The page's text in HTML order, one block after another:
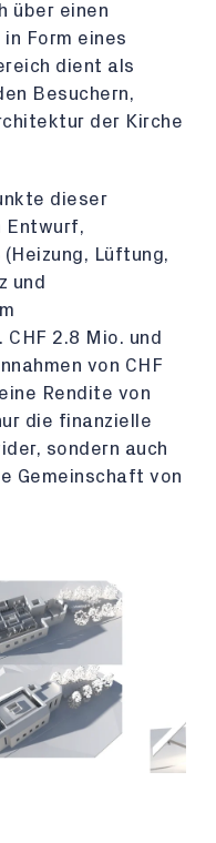
über einen
Form eines
dient als
Besuchern,
der Kirche
dieser
Entwurf,
Lüftung,
und
2.8 Mio. und
von CHF
Rendite von
die finanzielle
sondern auch
Gemeinschaft von